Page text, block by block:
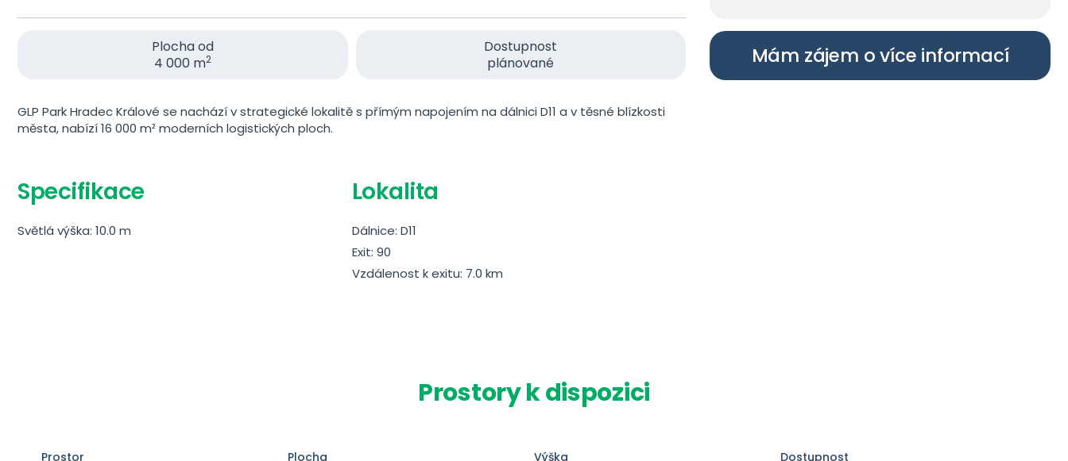
Plocha od
4 000 m2
Dostupnost
plánované
GLP Park Hradec Králové se nachází v strategické lokalitě s přímým napojením na dálnici D11 a v těsné blízkosti
města, nabízí 16 000 m² moderních logistických ploch.
Specifikace
Světlá výška: 10.0 m
Lokalita
Dálnice: D11
Exit: 90
Vzdálenost k exitu: 7.0 km
Mám zájem o více informací
Prostory k dispozici
Prostor Plocha Výška Dostupnost